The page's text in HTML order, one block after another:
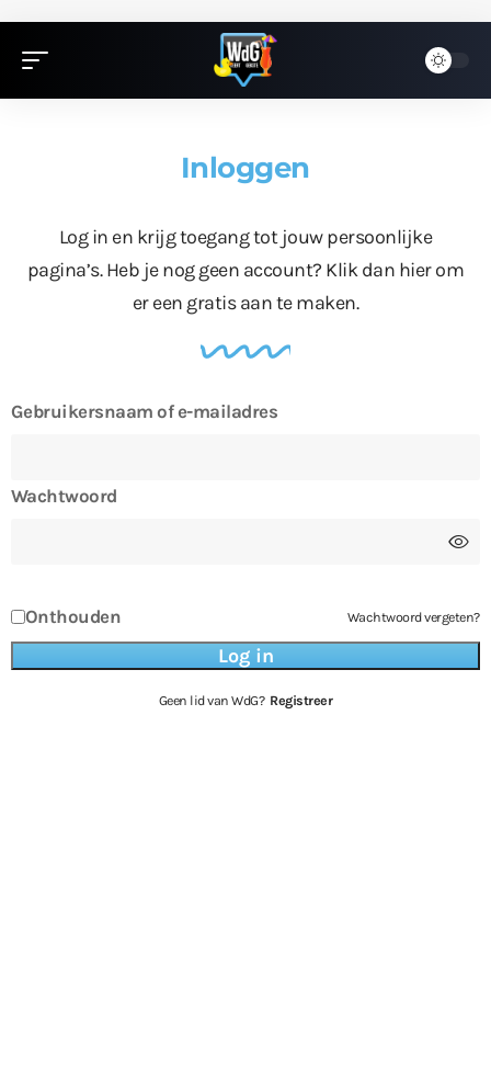
Inloggen
Log in en krijg toegang tot jouw persoonlijke
pagina’s. Heb je nog geen account? Klik dan hierom
er een gratis aan te maken.
Gebruikersnaam of e-mailadres
Wachtwoord
Onthouden Wachtwoord vergeten?
Geen lid van WdG? Registreer